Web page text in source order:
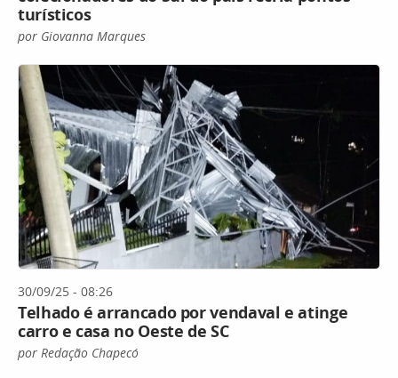
turísticos
por Giovanna Marques
30/09/25 - 08:26
Telhado é arrancado por vendaval e atinge
carro e casa no Oeste de SC
por Redação Chapecó